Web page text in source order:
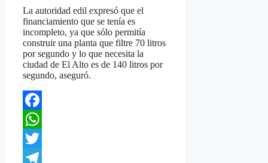
La autoridad edil expresó que el
financiamiento que se tenía es
incompleto, ya que sólo permitía
construir una planta que filtre 70 litros
por segundo y lo que necesita la
ciudad de El Alto es de 140 litros por
segundo, aseguró.
Facebook
WhatsApp
Twitter